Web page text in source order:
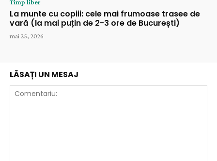
Timp liber
La munte cu copiii: cele mai frumoase trasee de
vară (la mai puțin de 2-3 ore de București)
mai 25, 2026
LĂSAȚI UN MESAJ